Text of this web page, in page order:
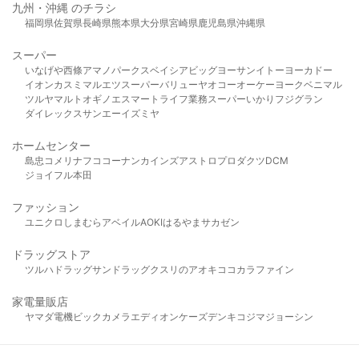
九州・沖縄 のチラシ
福岡県佐賀県長崎県熊本県大分県宮崎県鹿児島県沖縄県
スーパー
いなげや西條アマノパークスベイシア ビッグヨーサンイトーヨーカドー
イオンカスミ マルエツスーパーバリューヤオコーオーケー ヨークベニマル
ツルヤマルト オギノ エスマート ライフ業務スーパーいかり フジグラン
ダイレックスサンエーイズミヤ
ホームセンター
島忠 コメリ ナフコ コーナンカインズアストロプロダクツDCM
ジョイフル本田
ファッション
ユニクロ しまむら アベイルAOKIはるやま サカゼン
ドラッグストア
ツルハドラッグサンドラッグクスリのアオキ ココカラファイン
家電量販店
ヤマダ電機ビックカメラ エディオンケーズデンキ コジマジョーシン